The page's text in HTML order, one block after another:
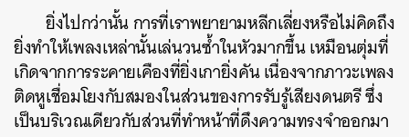
ยิ่งไปกว่านั้น การที่เราพยายามหลีกเลี่ยงหรือไม่คิดถึง
ยิ่งทำให้เพลงเหล่านั้นเล่นวนซ้ำในหัวมากขึ้น เหมือนตุ่มที่
เกิดจากการระคายเคืองที่ยิ่งเกายิ่งคัน เนื่องจากภาวะเพลง
ติดหูเชื่อมโยงกับสมองในส่วนของการรับรู้เสียงดนตรี ซึ่ง
เป็นบริเวณเดียวกับส่วนที่ทำหน้าที่ดึงความทรงจำออกมา